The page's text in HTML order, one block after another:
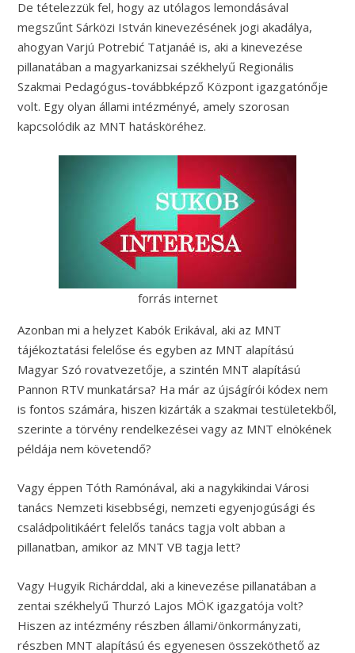
De tételezzük fel, hogy az utólagos lemondásával
megszűnt Sárközi István kinevezésének jogi akadálya,
ahogyan Varjú Potrebić Tatjanáé is, aki a kinevezése
pillanatában a magyarkanizsai székhelyű Regionális
Szakmai Pedagógus-továbbképző Központ igazgatónője
volt. Egy olyan állami intézményé, amely szorosan
kapcsolódik az MNT hatásköréhez.
forrás internet
Azonban mi a helyzet Kabók Erikával, aki az MNT
tájékoztatási felelőse és egyben az MNT alapítású
Magyar Szó rovatvezetője, a szintén MNT alapítású
Pannon RTV munkatársa? Ha már az újságírói kódex nem
is fontos számára, hiszen kizárták a szakmai testületekből,
szerinte a törvény rendelkezései vagy az MNT elnökének
példája nem követendő?
Vagy éppen Tóth Ramónával, aki a nagykikindai Városi
tanács Nemzeti kisebbségi, nemzeti egyenjogúsági és
családpolitikáért felelős tanács tagja volt abban a
pillanatban, amikor az MNT VB tagja lett?
Vagy Hugyik Richárddal, aki a kinevezése pillanatában a
zentai székhelyű Thurzó Lajos MÖK igazgatója volt?
Hiszen az intézmény részben állami/önkormányzati,
részben MNT alapítású és egyenesen összeköthető az